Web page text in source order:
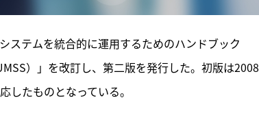
ステムを統合的に運用するためのハンドブック
）」を改訂し、第二版を発行した。初版は2008
したものとなっている。